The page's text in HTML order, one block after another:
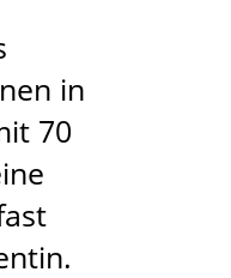
in
70